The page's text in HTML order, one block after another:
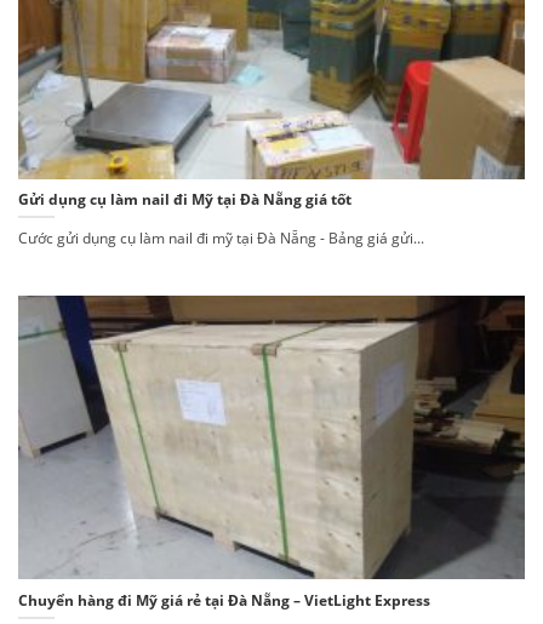
Gửi dụng cụ làm nail đi Mỹ tại Đà Nẵng giá tốt
Cước gửi dụng cụ làm nail đi mỹ tại Đà Nẵng - Bảng giá gửi...
Chuyển hàng đi Mỹ giá rẻ tại Đà Nẵng – VietLight Express